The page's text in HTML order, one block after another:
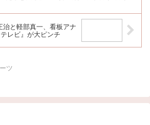
治と軽部真一、看板アナ
レビ』が大ピンチ
ツ